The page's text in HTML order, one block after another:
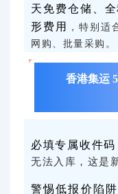
天免费仓储、
形费用 ，特别适
网购、批量采购。
香港集运
必填专属收件码
无法入库，这是
警惕低报价陷阱